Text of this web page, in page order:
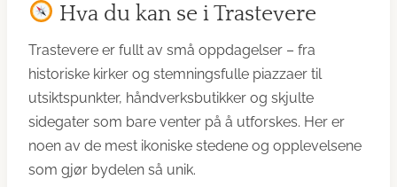
Hva du kan se i Trastevere
Trastevere er fullt av små oppdagelser – fra
historiske kirker og stemningsfulle piazzaer til
utsiktspunkter, håndverksbutikker og skjulte
sidegater som bare venter på å utforskes. Her er
noen av de mest ikoniske stedene og opplevelsene
som gjør bydelen så unik.